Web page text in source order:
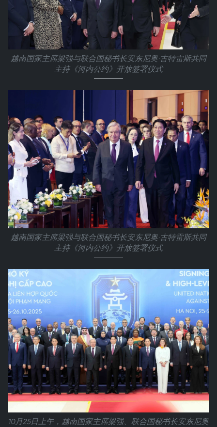
越南国家主席梁强与联合国秘书长安东尼奥·古特雷斯共同
主持《河内公约》开放签署仪式
越南国家主席梁强与联合国秘书长安东尼奥·古特雷斯共同
主持《河内公约》开放签署仪式
10月25日上午，越南国家主席梁强、联合国秘书长安东尼奥